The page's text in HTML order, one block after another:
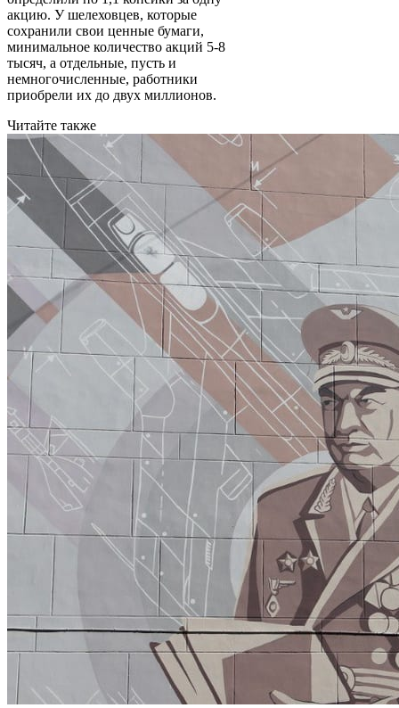
акцию. У шелеховцев, которые
сохранили свои ценные бумаги,
минимальное количество акций 5-8
тысяч, а отдельные, пусть и
немногочисленные, работники
приобрели их до двух миллионов.
Читайте также